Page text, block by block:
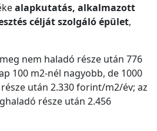
alapkutatás, alkalmazott
célját szolgáló épület,
nem haladó része után 776
100 m2-nél nagyobb, de 1000
után 2.330 forint/m2/év; az
része után 2.456